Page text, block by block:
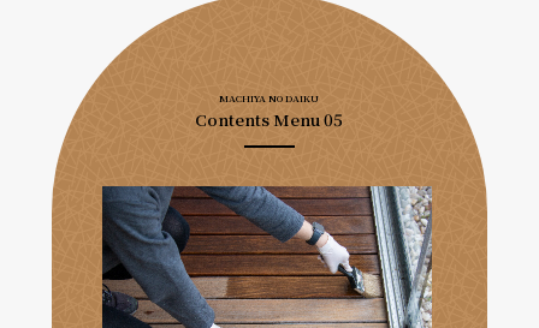
MACHIYA NO DAIKU
Contents Menu 05